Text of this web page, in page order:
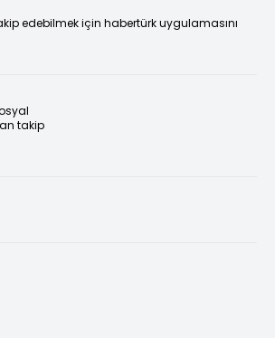
edebilmek için habertürk uygulamasını
takip